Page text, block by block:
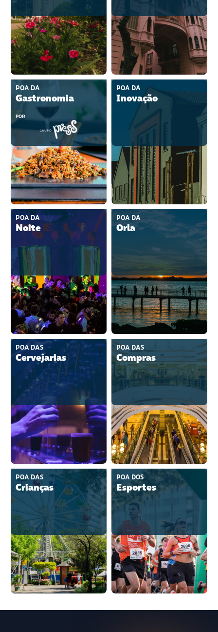
POA DA
Gastronomia
POR
POA DA
Inovação
POA DA
Noite
POA DA
Orla
POA DAS
Cervejarias
POA DAS
Compras
POA DAS
Crianças
POA DOS
Esportes